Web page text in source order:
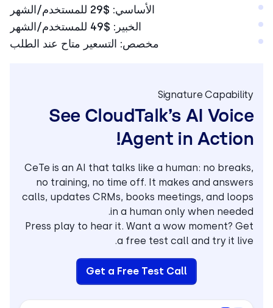
الأساسي: $29 للمستخدم/الشهر
الخبير: $49 للمستخدم/الشهر
مخصص: التسعير متاح عند الطلب
Signature Capability
See CloudTalk’s AI Voice
Agent in Action!
CeTe is an AI that talks like a human: no breaks,
no training, no time off. It makes and answers
calls, updates CRMs, books meetings, and loops
in a human only when needed.
Press play to hear it. Want a wow moment? Get
a free test call and try it live.
Get a Free Test Call